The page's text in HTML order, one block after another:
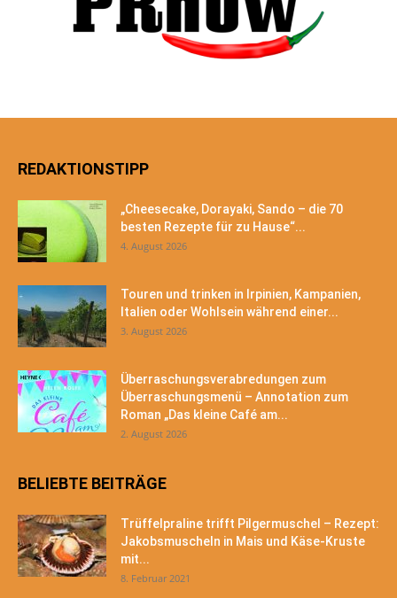
REDAKTIONSTIPP
„Cheesecake, Dorayaki, Sando – die 70
besten Rezepte für zu Hause“...
4. August 2026
Touren und trinken in Irpinien, Kampanien,
Italien oder Wohlsein während einer...
3. August 2026
Überraschungsverabredungen zum
Überraschungsmenü – Annotation zum
Roman „Das kleine Café am...
2. August 2026
BELIEBTE BEITRÄGE
Trüffelpraline trifft Pilgermuschel – Rezept:
Jakobsmuscheln in Mais und Käse-Kruste
mit...
8. Februar 2021